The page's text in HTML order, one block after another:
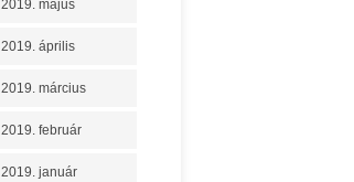
2019. május
2019. április
2019. március
2019. február
2019. január